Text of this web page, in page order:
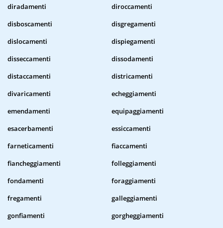
diradamenti
diroccamenti
disboscamenti
disgregamenti
dislocamenti
dispiegamenti
disseccamenti
dissodamenti
distaccamenti
districamenti
divaricamenti
echeggiamenti
emendamenti
equipaggiamenti
esacerbamenti
essiccamenti
farneticamenti
fiaccamenti
fiancheggiamenti
folleggiamenti
fondamenti
foraggiamenti
fregamenti
galleggiamenti
gonfiamenti
gorgheggiamenti